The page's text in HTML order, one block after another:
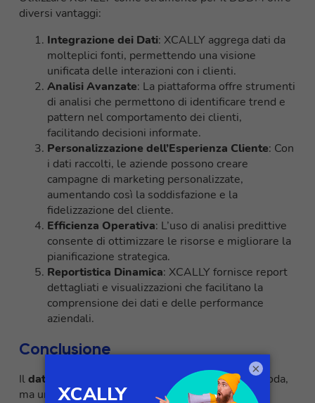
diversi vantaggi:
Integrazione dei Dati: XCALLY aggrega dati da
molteplici fonti, permettendo una visione
unificata delle interazioni con i clienti.
Analisi Avanzate: La piattaforma offre strumenti
di analisi che permettono di identificare trend e
pattern nel comportamento dei clienti,
facilitando decisioni informate.
Personalizzazione dell’Esperienza Cliente: Con
i dati raccolti, le aziende possono creare
campagne di marketing personalizzate,
aumentando così la soddisfazione e la
fidelizzazione del cliente.
Efficienza Operativa: L’uso di analisi predittive
consente di ottimizzare le risorse e migliorare la
pianificazione strategica.
Reportistica Dinamica: XCALLY fornisce report
dettagliati e visualizzazioni che facilitano la
comprensione dei dati e delle performance
aziendali.
Conclusione
Ildata driven decision makingnon è solo una moda,
ma una necessità per le aziende che desiderano
×